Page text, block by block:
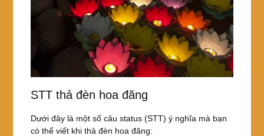
STT thả đèn hoa đăng
Dưới đây là một số câu status (STT) ý nghĩa mà bạn
có thể viết khi thả đèn hoa đăng: